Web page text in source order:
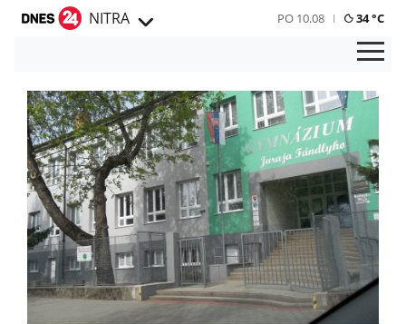
NITRA PO 10.08 34 °C